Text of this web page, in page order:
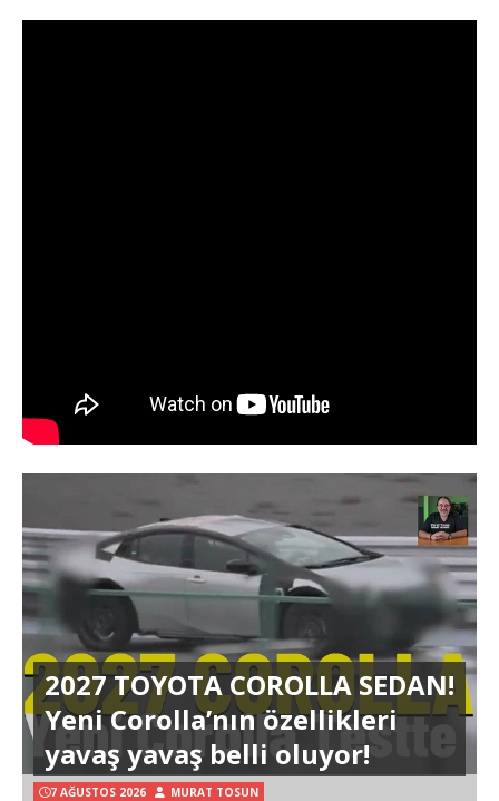
2027 TOYOTA COROLLA SEDAN!
Yeni Corolla’nın özellikleri
yavaş yavaş belli oluyor!
7 AĞUSTOS 2026 MURAT TOSUN